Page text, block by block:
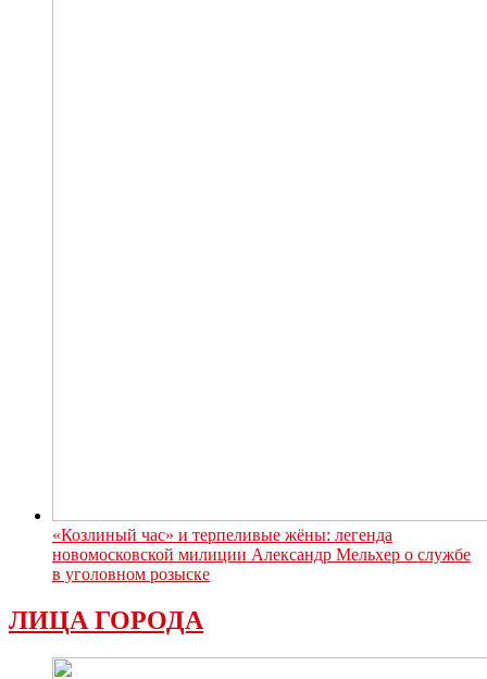
«Козлиный час» и терпеливые жёны: легенда
новомосковской милиции Александр Мельхер о службе
в уголовном розыске
ЛИЦА ГОРОДА